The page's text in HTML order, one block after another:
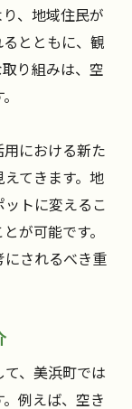
、地域住民が
とともに、観
り組みは、空
における新た
てきます。地
トに変えるこ
が可能です。
にされるべき重
、美浜町では
例えば、空き